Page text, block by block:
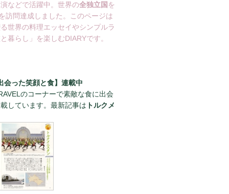
などで活躍中。世界の全独立国 を
を訪問達成しました。このページは
世界の料理エッセイやシンプルラ
暮らし」を楽しむDIARYです。
会った笑顔と食】連載中
のコーナーで素敵な食に出会
しています。最新記事は トルクメ